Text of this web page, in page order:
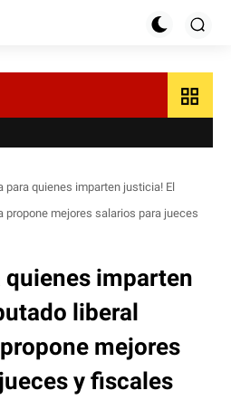
grid_view
para quienes imparten justicia! El
propone mejores salarios para jueces
quienes imparten
liberal
mejores
y fiscales